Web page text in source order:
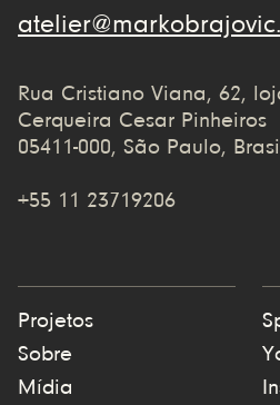
Rua Cristiano Viana, 62,
Cerqueira Cesar Pinheiros
05411-000, São Paulo,
+55 11 23719206
Projetos
Sobre
Mídia